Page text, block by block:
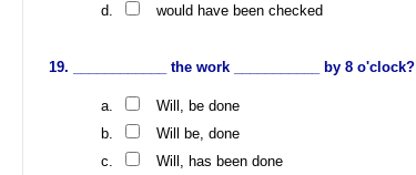
would have been checked
____________ the work ___________ by 8 o'clock?
Will, be done
Will be, done
Will, has been done